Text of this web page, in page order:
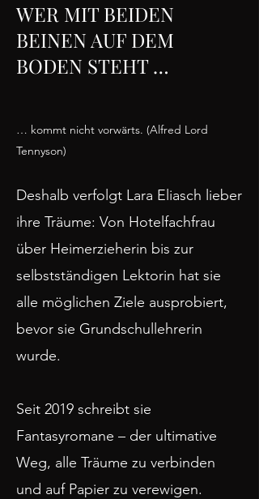
WER MIT BEIDEN
BEINEN AUF DEM
BODEN STEHT …
… kommt nicht vorwärts. (Alfred Lord
Tennyson)
Deshalb verfolgt Lara Eliasch lieber
ihre Träume: Von Hotelfachfrau
über Heimerzieherin bis zur
selbstständigen Lektorin hat sie
alle möglichen Ziele ausprobiert,
bevor sie Grundschullehrerin
wurde.
Seit 2019 schreibt sie
Fantasyromane – der ultimative
Weg, alle Träume zu verbinden
und auf Papier zu verewigen.